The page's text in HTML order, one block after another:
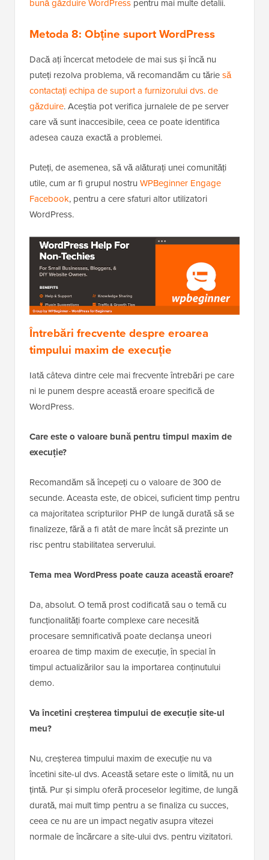
bună găzduire WordPress pentru mai multe detalii.
Metoda 8: Obține suport WordPress
Dacă ați încercat metodele de mai sus și încă nu
puteți rezolva problema, vă recomandăm cu tăriesă
contactați echipa de suport a furnizorului dvs. de
găzduire. Aceștia pot verifica jurnalele de pe server
care vă sunt inaccesibile, ceea ce poate identifica
adesea cauza exactă a problemei.
Puteți, de asemenea, să vă alăturați unei comunități
utile, cum ar fi grupul nostru WPBeginner Engage
Facebook, pentru a cere sfaturi altor utilizatori
WordPress.
Întrebări frecvente despre eroarea
timpului maxim de execuție
Iată câteva dintre cele mai frecvente întrebări pe care
ni le punem despre această eroare specifică de
WordPress.
Care este o valoare bună pentru timpul maxim de
execuție?
Recomandăm să începeți cu o valoare de 300 de
secunde. Aceasta este, de obicei, suficient timp pentru
ca majoritatea scripturilor PHP de lungă durată să se
finalizeze, fără a fi atât de mare încât să prezinte un
risc pentru stabilitatea serverului.
Tema mea WordPress poate cauza această eroare?
Da, absolut. O temă prost codificată sau o temă cu
funcționalități foarte complexe care necesită
procesare semnificativă poate declanșa uneori
eroarea de timp maxim de execuție, în special în
timpul actualizărilor sau la importarea conținutului
demo.
Va încetini creșterea timpului de execuție site-ul
meu?
Nu, creșterea timpului maxim de execuție nu va
încetini site-ul dvs. Această setare este o limită, nu un
țintă. Pur și simplu oferă proceselor legitime, de lungă
durată, mai mult timp pentru a se finaliza cu succes,
ceea ce nu are un impact negativ asupra vitezei
normale de încărcare a site-ului dvs. pentru vizitatori.